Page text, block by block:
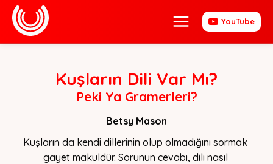
YouTube
Kuşların Dili Var Mı?
Peki Ya Gramerleri?
Betsy Mason
Kuşların da kendi dillerinin olup olmadığını sormak
gayet makuldür. Sorunun cevabı, dili nasıl